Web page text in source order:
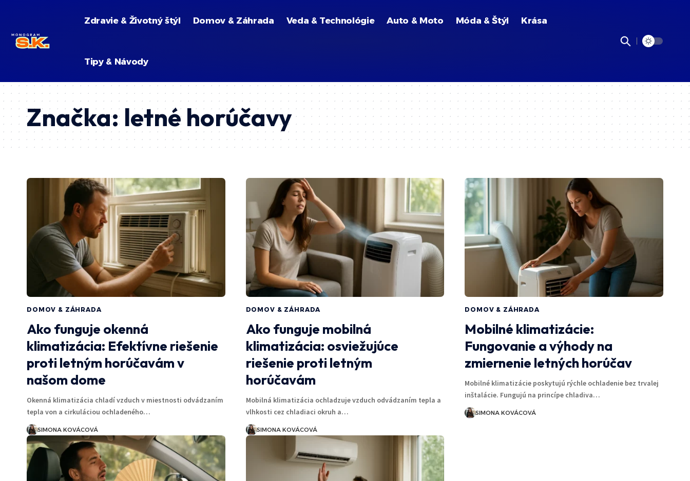
Zdravie & Životný štýl Domov & Záhrada Veda & Technológie Auto & Moto Móda & Štýl Krása
Tipy & Návody
Značka:letné horúčavy
DOMOV & ZÁHRADA
Ako funguje okenná
klimatizácia: Efektívne riešenie
proti letným horúčavám v
našom dome
Okenná klimatizácia chladí vzduch v miestnosti odvádzaním
tepla von a cirkuláciou ochladeného…
SIMONA KOVÁCOVÁ
DOMOV & ZÁHRADA
Ako funguje mobilná
klimatizácia: osviežujúce
riešenie proti letným
horúčavám
Mobilná klimatizácia ochladzuje vzduch odvádzaním tepla a
vlhkosti cez chladiaci okruh a…
SIMONA KOVÁCOVÁ
DOMOV & ZÁHRADA
Mobilné klimatizácie:
Fungovanie a výhody na
zmiernenie letných horúčav
Mobilné klimatizácie poskytujú rýchle ochladenie bez trvalej
inštalácie. Fungujú na princípe chladiva…
SIMONA KOVÁCOVÁ